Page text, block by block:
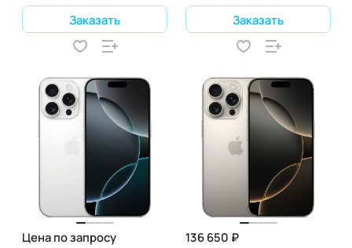
Заказать Заказать
Цена по запросу
136 650 ₽